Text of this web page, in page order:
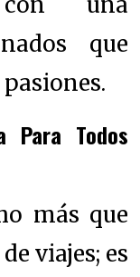
que
Para Todos
más que
viajes; es